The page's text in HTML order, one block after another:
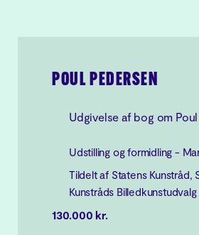
POUL PEDERSEN
Udgivelse af bog om
Udstilling og formidling -
Tildelt af Statens Kunstråd,
Kunstråds Billedkunstudvalg
130.000 kr.